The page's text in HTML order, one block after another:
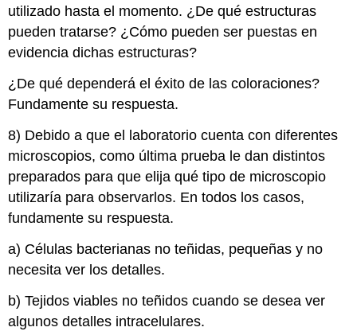
utilizado hasta el momento. ¿De qué estructuras
pueden tratarse? ¿Cómo pueden ser puestas en
evidencia dichas estructuras?
¿De qué dependerá el éxito de las coloraciones?
Fundamente su respuesta.
8) Debido a que el laboratorio cuenta con diferentes
microscopios, como última prueba le dan distintos
preparados para que elija qué tipo de microscopio
utilizaría para observarlos. En todos los casos,
fundamente su respuesta.
a) Células bacterianas no teñidas, pequeñas y no
necesita ver los detalles.
b) Tejidos viables no teñidos cuando se desea ver
algunos detalles intracelulares.